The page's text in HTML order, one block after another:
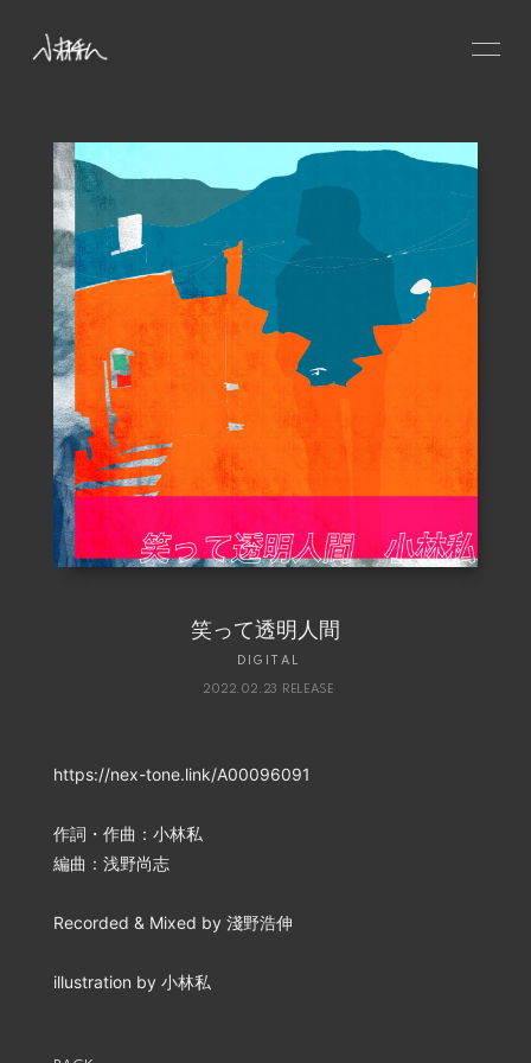
NEWS
SCHEDULE
PROFILE
VIDEO
DISCOGRAPHY
CONTACT
GOODS
笑って透明人間
DIGITAL
2022.02.23 RELEASE
https://nex-tone.link/A00096091
作詞・作曲：小林私
編曲：浅野尚志
Recorded & Mixed by 淺野浩伸
illustration by 小林私